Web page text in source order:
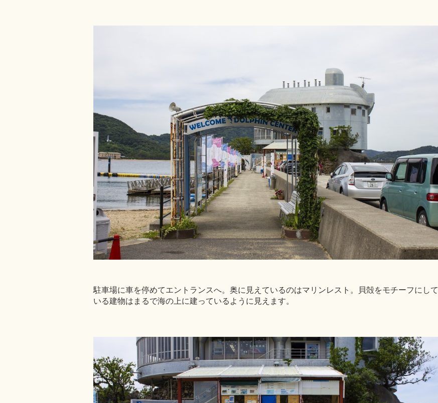
駐車場に車を停めてエントランスへ。奥に見えているのはマリンレスト。貝殻をモチーフにして
いる建物はまるで海の上に建っているように見えます。